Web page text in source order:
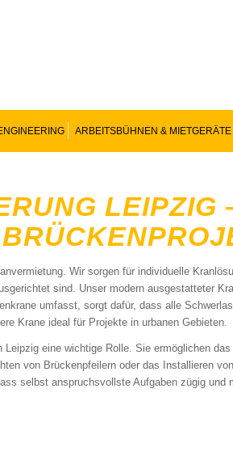
ARBEITSBÜHNEN & MIETGERÄTE
LEIPZIG
Wir sorgen für individuelle
sind. Unser modern ausgestatteter
umfasst, sorgt dafür, dass alle
Krane ideal für Projekte in urbanen Gebieten.
eine wichtige Rolle. Sie ermöglichen
von Brückenpfeilern oder das Installieren
selbst anspruchsvollste Aufgaben zügig und